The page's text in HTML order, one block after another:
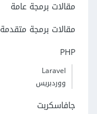
مقالات برمجة عامة
مقالات برمجة متقدمة
PHP
Laravel
ووردبريس
جافاسكربت